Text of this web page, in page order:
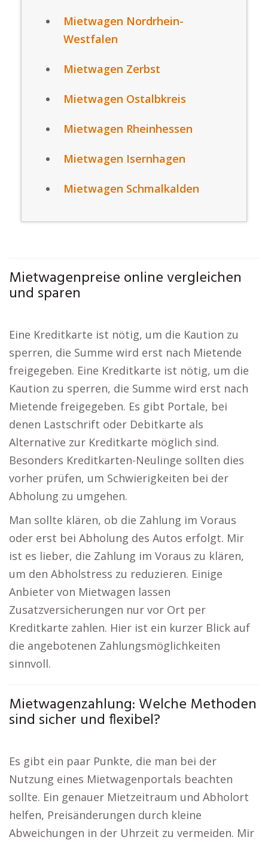
Mietwagen Nordrhein-
Westfalen
Mietwagen Zerbst
Mietwagen Ostalbkreis
Mietwagen Rheinhessen
Mietwagen Isernhagen
Mietwagen Schmalkalden
Mietwagenpreise online vergleichen
und sparen
Eine Kreditkarte ist nötig, um die Kaution zu
sperren, die Summe wird erst nach Mietende
freigegeben. Eine Kreditkarte ist nötig, um die
Kaution zu sperren, die Summe wird erst nach
Mietende freigegeben. Es gibt Portale, bei
denen Lastschrift oder Debitkarte als
Alternative zur Kreditkarte möglich sind.
Besonders Kreditkarten-Neulinge sollten dies
vorher prüfen, um Schwierigkeiten bei der
Abholung zu umgehen.
Man sollte klären, ob die Zahlung im Voraus
oder erst bei Abholung des Autos erfolgt. Mir
ist es lieber, die Zahlung im Voraus zu klären,
um den Abholstress zu reduzieren. Einige
Anbieter von Mietwagen lassen
Zusatzversicherungen nur vor Ort per
Kreditkarte zahlen. Hier ist ein kurzer Blick auf
die angebotenen Zahlungsmöglichkeiten
sinnvoll.
Mietwagenzahlung: Welche Methoden
sind sicher und flexibel?
Es gibt ein paar Punkte, die man bei der
Nutzung eines Mietwagenportals beachten
sollte. Ein genauer Mietzeitraum und Abholort
helfen, Preisänderungen durch kleine
Abweichungen in der Uhrzeit zu vermeiden. Mir